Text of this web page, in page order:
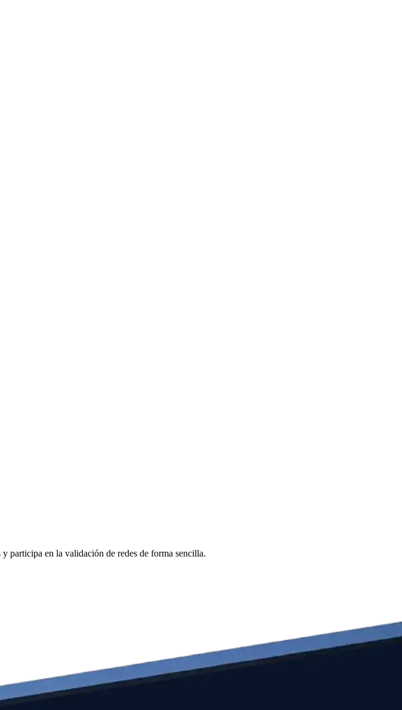
participa en la validación de redes de forma sencilla.